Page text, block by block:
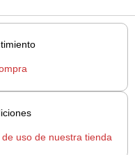
uso de nuestra tienda